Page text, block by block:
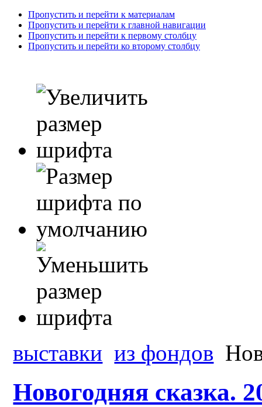
Пропустить и перейти к материалам
Пропустить и перейти к главной навигации
Пропустить и перейти к первому столбцу
Пропустить и перейти ко второму столбцу
выставки из фондов
Новогодняя сказка.